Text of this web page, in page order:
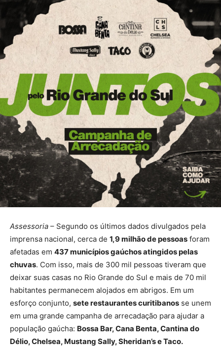
Assessoria – Segundo os últimos dados divulgados pela
imprensa nacional, cerca de 1,9 milhão de pessoas foram
afetadas em 437 municípios gaúchos atingidos pelas
chuvas. Com isso, mais de 300 mil pessoas tiveram que
deixar suas casas no Rio Grande do Sul e mais de 70 mil
habitantes permanecem alojados em abrigos. Em um
esforço conjunto, sete restaurantes curitibanos se unem
em uma grande campanha de arrecadação para ajudar a
população gaúcha: Bossa Bar, Cana Benta, Cantina do
Délio, Chelsea, Mustang Sally, Sheridan’s e Taco.